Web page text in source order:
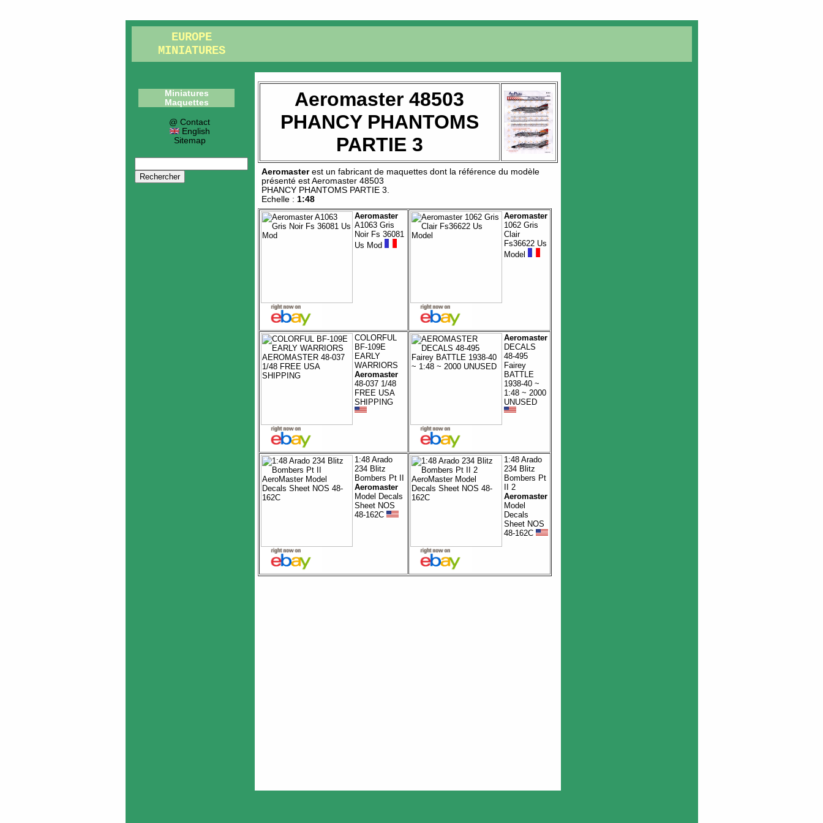
EUROPE
MINIATURES
Miniatures
Maquettes
@ Contact
English
Sitemap
Aeromaster 48503
PHANCY PHANTOMS
PARTIE 3
Aeromasterest un fabricant de maquettes dont la référence du modèle
présenté estAeromaster 48503
PHANCY PHANTOMS PARTIE 3
Echelle : 1:48
Aeromaster
A1063 Gris
Noir Fs 36081
Us Mod
Aeromaster
1062 Gris
Clair
Fs36622 Us
Model
COLORFUL
BF-109E
EARLY
WARRIORS
Aeromaster
48-037 1/48
FREE USA
SHIPPING
Aeromaster
DECALS
48-495
Fairey
BATTLE
1938-40 ~
1:48 ~ 2000
UNUSED
1:48 Arado
234 Blitz
Bombers Pt II
Aeromaster
Model Decals
Sheet NOS
48-162C
1:48 Arado
234 Blitz
Bombers Pt
II 2
Aeromaster
Model
Decals
Sheet NOS
48-162C